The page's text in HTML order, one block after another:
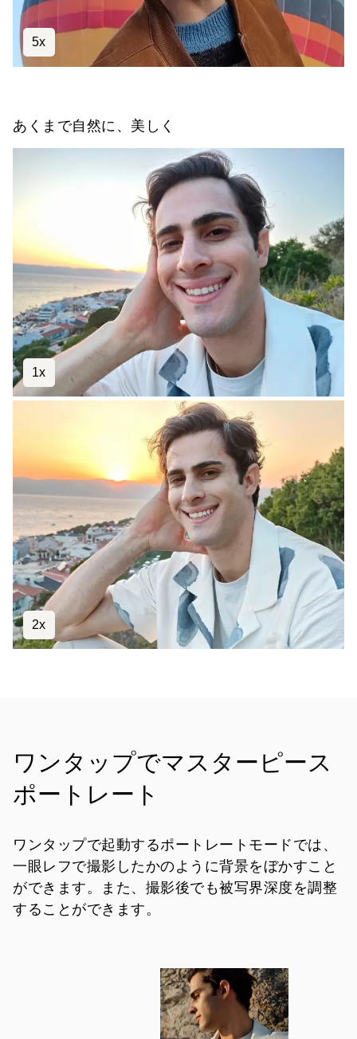
5x
あくまで自然に、美しく
1x
2x
ワンタップでマスターピース
ポートレート
ワンタップで起動するポートレートモードでは、
一眼レフで撮影したかのように背景をぼかすこと
ができます。
また、撮影後でも被写界深度を調整
することができます。